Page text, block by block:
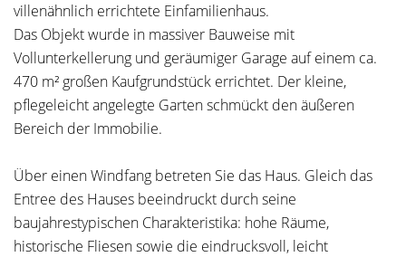
villenähnlich errichtete Einfamilienhaus.
Das Objekt wurde in massiver Bauweise mit
Vollunterkellerung und geräumiger Garage auf einem ca.
470 m² großen Kaufgrundstück errichtet. Der kleine,
pflegeleicht angelegte Garten schmückt den äußeren
Bereich der Immobilie.
Über einen Windfang betreten Sie das Haus. Gleich das
Entree des Hauses beeindruckt durch seine
baujahrestypischen Charakteristika: hohe Räume,
historische Fliesen sowie die eindrucksvoll, leicht